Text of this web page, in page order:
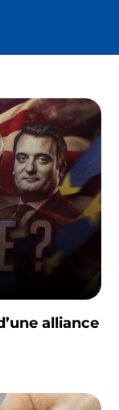
alliance